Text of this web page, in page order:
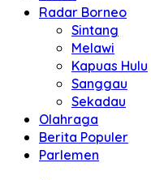
Radar Borneo
Sintang
Melawi
Kapuas Hulu
Sanggau
Sekadau
Olahraga
Berita Populer
Parlemen